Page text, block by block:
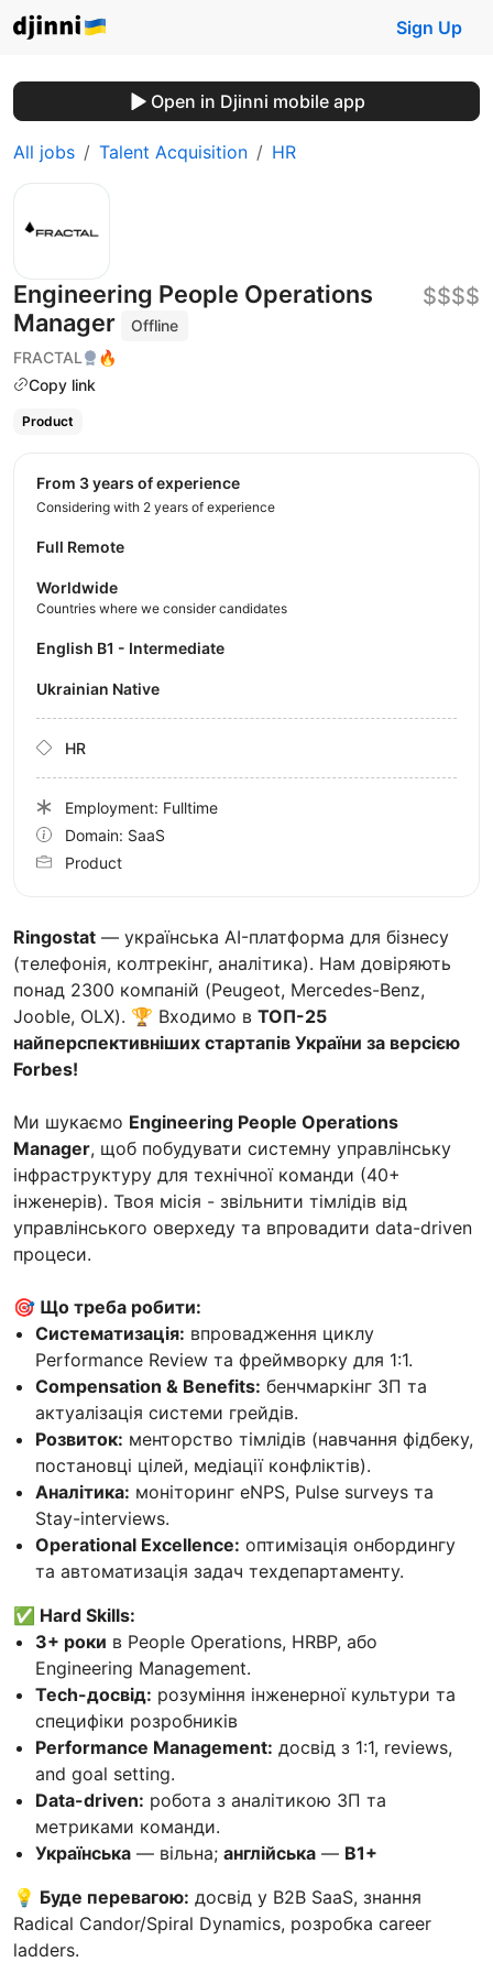
Sign Up
Open in Djinni mobile app
All jobs Talent Acquisition HR
Engineering People Operations
Manager
Offline
FRACTAL
🔥
Copy link
$$$$
Product
Ringostat — українська AI-платформа для бізнесу
(телефонія, колтрекінг, аналітика). Нам довіряють
понад 2300 компаній (Peugeot, Mercedes-Benz,
Jooble, OLX). 🏆 Входимо в ТОП-25
найперспективніших стартапів України за версією
Forbes!
Ми шукаємо Engineering People Operations
Manager, щоб побудувати системну управлінську
інфраструктуру для технічної команди (40+
інженерів). Твоя місія - звільнити тімлідів від
управлінського оверхеду та впровадити data-driven
процеси.
🎯 Що треба робити:
Систематизація: впровадження циклу
Performance Review та фреймворку для 1:1.
Compensation & Benefits: бенчмаркінг ЗП та
актуалізація системи грейдів.
Розвиток: менторство тімлідів (навчання фідбеку,
постановці цілей, медіації конфліктів).
Аналітика: моніторинг eNPS, Pulse surveys та
Stay-interviews.
Operational Excellence: оптимізація онбордингу
та автоматизація задач техдепартаменту.
✅ Hard Skills:
3+ роки в People Operations, HRBP, або
Engineering Management.
Tech-досвід: розуміння інженерної культури та
специфіки розробників
Performance Management: досвід з 1:1, reviews,
and goal setting.
Data-driven: робота з аналітикою ЗП та
метриками команди.
Українська — вільна; англійська — B1+
💡 Буде перевагою: досвід у B2B SaaS, знання
Radical Candor/Spiral Dynamics, розробка career
ladders.
from 3 years of experience
Considering with 2 years of experience
Full Remote
Worldwide
Countries where we consider candidates
English B1 - Intermediate
Ukrainian Native
HR
Employment: Fulltime
Domain: SaaS
Product